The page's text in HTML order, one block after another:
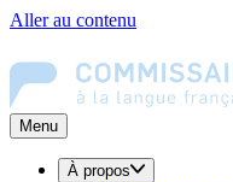
Aller au contenu
Menu
À propos